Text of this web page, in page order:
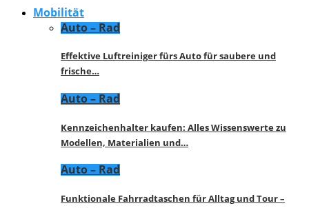
Mobilität
Auto – Rad
Effektive Luftreiniger fürs Auto für saubere und
frische…
Auto – Rad
Kennzeichenhalter kaufen: Alles Wissenswerte zu
Modellen, Materialien und…
Auto – Rad
Funktionale Fahrradtaschen für Alltag und Tour –